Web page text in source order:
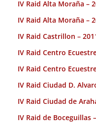
IV Raid Alta Moraña –
IV Raid Alta Moraña –
IV Raid Castrillon –
IV Raid Centro
IV Raid Centro
IV Raid Ciudad D.
IV Raid Ciudad de
IV Raid de Boceguillas